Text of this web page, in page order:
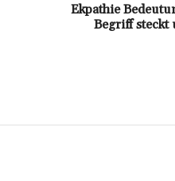
Ekpathie
Begriff steckt